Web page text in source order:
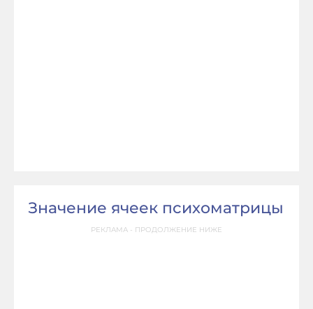
Значение ячеек психоматрицы
РЕКЛАМА - ПРОДОЛЖЕНИЕ НИЖЕ